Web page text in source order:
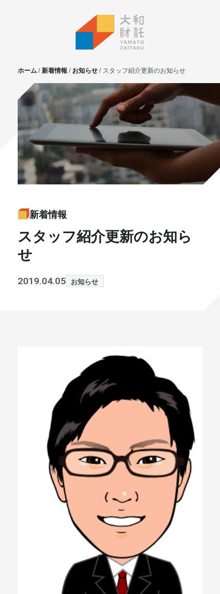
サービス
不動産投資
⼟地活⽤
マンション管理
賃貸管理
実需用戸建・マンション
ホテル事業
お客様の声
書籍・メディア
セミナー
大和財託の意志
お知らせ
まずは無料で相談
メールマガジン
ホーム 新着情報 お知らせ スタッフ紹介更新のお知らせ
新着情報
スタッフ紹介更新のお知ら
せ
2019.04.05 お知らせ